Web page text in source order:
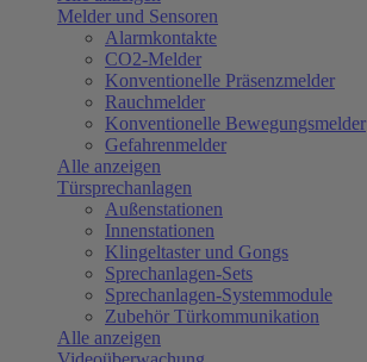
Melder und Sensoren
Alarmkontakte
CO2-Melder
Konventionelle Präsenzmelder
Rauchmelder
Konventionelle Bewegungsmelder
Gefahrenmelder
Alle anzeigen
Türsprechanlagen
Außenstationen
Innenstationen
Klingeltaster und Gongs
Sprechanlagen-Sets
Sprechanlagen-Systemmodule
Zubehör Türkommunikation
Alle anzeigen